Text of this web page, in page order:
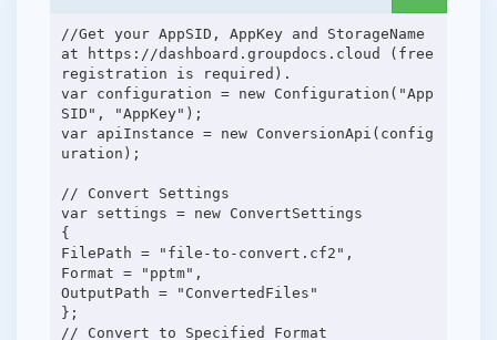
//Get your AppSID, AppKey and StorageName
at https://dashboard.groupdocs.cloud (free
registration is required).
var configuration = new Configuration("App
SID", "AppKey");
var apiInstance = new ConversionApi(config
uration);
// Convert Settings
var settings = new ConvertSettings
{
FilePath = "file-to-convert.cf2",
Format = "pptm",
OutputPath = "ConvertedFiles"
};
// Convert to Specified Format